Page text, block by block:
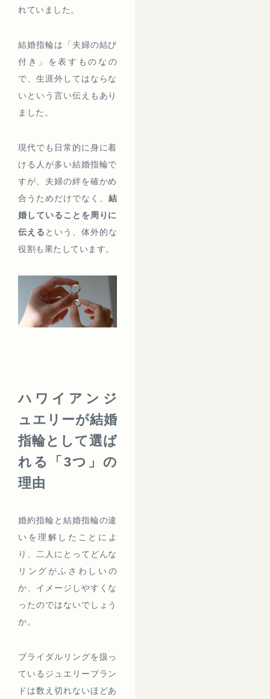
れていました。
結婚指輪は「夫婦の結び
付き」を表すものなの
で、生涯外してはならな
いという言い伝えもあり
ました。
現代でも日常的に身に着
ける人が多い結婚指輪で
すが、夫婦の絆を確かめ
合うためだけでなく、 結
婚していることを周りに
伝える という、体外的な
役割も果たしています。
ハワイアンジ
ュエリーが結婚
指輪として選ば
れる「3つ」の
理由
婚約指輪と結婚指輪の違
いを理解したことによ
り、二人にとってどんな
リングがふさわしいの
か、イメージしやすくな
ったのではないでしょう
か。
ブライダルリングを扱っ
ているジュエリーブラン
ドは数え切れないほどあ